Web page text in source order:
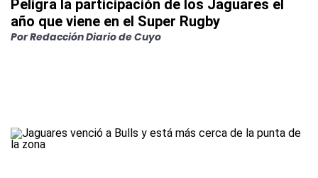
Peligra la participación de los Jaguares el
año que viene en el Super Rugby
Por Redacción Diario de Cuyo